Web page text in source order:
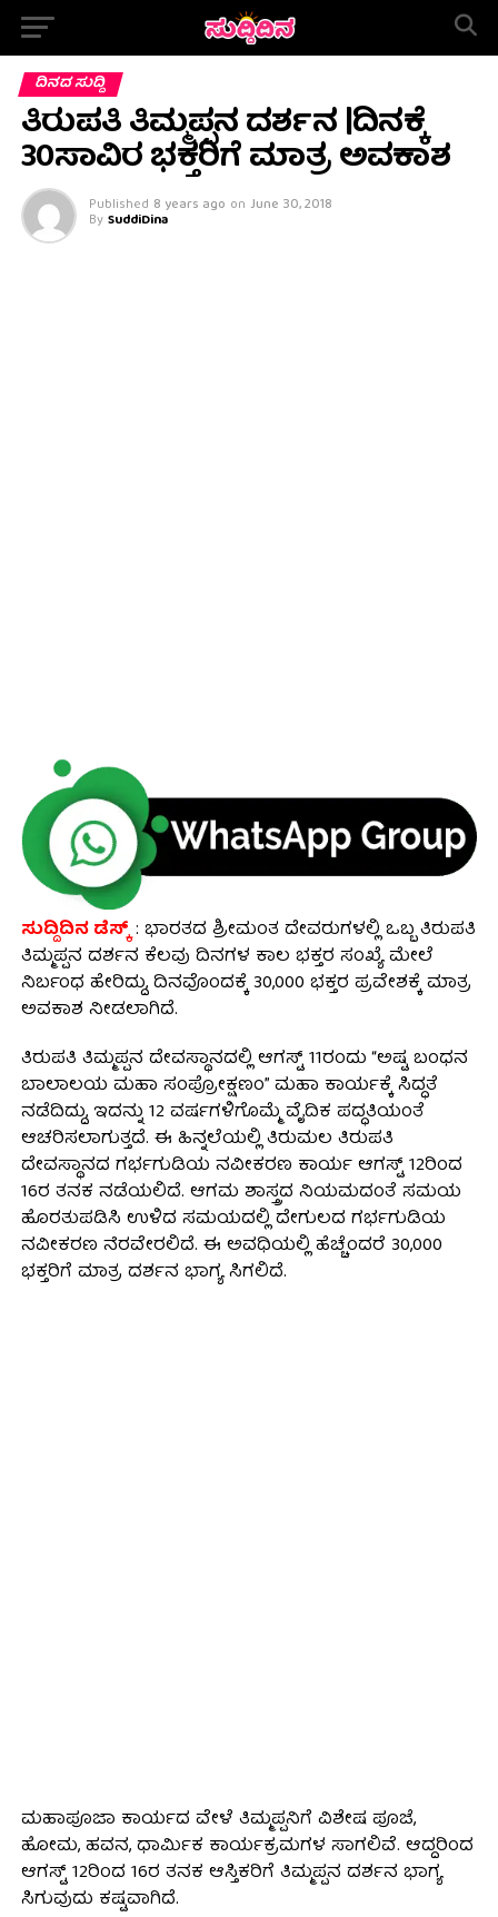
ದಿನದ ಸುದ್ದಿ
ತಿರುಪತಿ ತಿಮ್ಮಪ್ಪನ ದರ್ಶನ |ದಿನಕ್ಕೆ
30ಸಾವಿರ ಭಕ್ತರಿಗೆ ಮಾತ್ರ ಅವಕಾಶ
Published 8 years ago on June 30, 2018
By SuddiDina
ಸುದ್ದಿದಿನ ಡೆಸ್ಕ್: ಭಾರತದ ಶ್ರೀಮಂತ ದೇವರುಗಳಲ್ಲಿ ಒಬ್ಬ ತಿರುಪತಿ
ತಿಮ್ಮಪ್ಪನ ದರ್ಶನ ಕೆಲವು ದಿನಗಳ ಕಾಲ ಭಕ್ತರ ಸಂಖ್ಯೆ ಮೇಲೆ
ನಿರ್ಬಂಧ ಹೇರಿದ್ದು, ದಿನವೊಂದಕ್ಕೆ 30,000 ಭಕ್ತರ ಪ್ರವೇಶಕ್ಕೆ ಮಾತ್ರ
ಅವಕಾಶ ನೀಡಲಾಗಿದೆ.
ತಿರುಪತಿ ತಿಮ್ಮಪ್ಪನ ದೇವಸ್ಥಾನದಲ್ಲಿ ಆಗಸ್ಟ್ 11ರಂದು “ಅಷ್ಟ ಬಂಧನ
ಬಾಲಾಲಯ ಮಹಾ ಸಂಪ್ರೋಕ್ಷಣಂ” ಮಹಾ ಕಾರ್ಯಕ್ಕೆ ಸಿದ್ಧತೆ
ನಡೆದಿದ್ದು, ಇದನ್ನು 12 ವರ್ಷಗಳಿಗೊಮ್ಮೆ ವೈದಿಕ ಪದ್ಧತಿಯಂತೆ
ಆಚರಿಸಲಾಗುತ್ತದೆ. ಈ ಹಿನ್ನಲೆಯಲ್ಲಿ ತಿರುಮಲ ತಿರುಪತಿ
ದೇವಸ್ಥಾನದ ಗರ್ಭಗುಡಿಯ ನವೀಕರಣ ಕಾರ್ಯ ಆಗಸ್ಟ್ 12ರಿಂದ
16ರ ತನಕ ನಡೆಯಲಿದೆ. ಆಗಮ ಶಾಸ್ತ್ರದ ನಿಯಮದಂತೆ ಸಮಯ
ಹೊರತುಪಡಿಸಿ ಉಳಿದ ಸಮಯದಲ್ಲಿ ದೇಗುಲದ ಗರ್ಭಗುಡಿಯ
ನವೀಕರಣ ನೆರವೇರಲಿದೆ. ಈ ಅವಧಿಯಲ್ಲಿ ಹೆಚ್ಚೆಂದರೆ 30,000
ಭಕ್ತರಿಗೆ ಮಾತ್ರ ದರ್ಶನ ಭಾಗ್ಯ ಸಿಗಲಿದೆ.
ಮಹಾಪೂಜಾ ಕಾರ್ಯದ ವೇಳೆ ತಿಮ್ಮಪ್ಪನಿಗೆ ವಿಶೇಷ ಪೂಜೆ,
ಹೋಮ, ಹವನ, ಧಾರ್ಮಿಕ ಕಾರ್ಯಕ್ರಮಗಳ ಸಾಗಲಿವೆ. ಆದ್ದರಿಂದ
ಆಗಸ್ಟ್ 12ರಿಂದ 16ರ ತನಕ ಆಸ್ತಿಕರಿಗೆ ತಿಮ್ಮಪ್ಪನ ದರ್ಶನ ಭಾಗ್ಯ
ಸಿಗುವುದು ಕಷ್ಟವಾಗಿದೆ.